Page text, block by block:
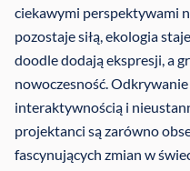
ciekawymi perspektywami
pozostaje siłą, ekologia
doodle dodają ekspresji, a
nowoczesność.
interaktywnością i
projektanci są zarówno
fascynujących zmian w